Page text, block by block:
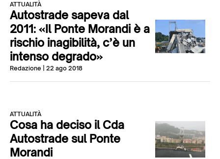
ATTUALITÀ
Autostrade sapeva dal
2011: «Il Ponte Morandi è a
rischio inagibilità, c’è un
intenso degrado»
Redazione | 22 ago 2018
ATTUALITÀ
Cosa ha deciso il Cda
Autostrade sul Ponte
Morandi